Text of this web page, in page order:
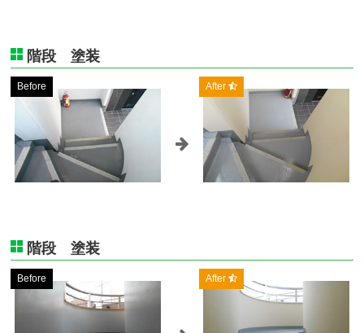
階段 塗装
Before After
階段 塗装
Before After